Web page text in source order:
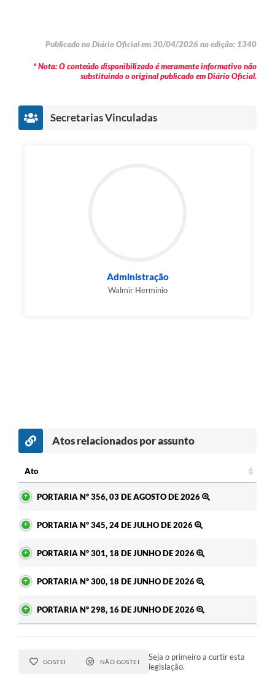
Publicado no Diário Oficial em 30/04/2026 na edição: 1340
* Nota: O conteúdo disponibilizado é meramente informativo não
substituindo o original publicado em Diário Oficial.
Secretarias Vinculadas
Administração
Walmir Herminio
Atos relacionados por assunto
Ato
PORTARIA Nº 356, 03 DE AGOSTO DE 2026
PORTARIA Nº 345, 24 DE JULHO DE 2026
PORTARIA Nº 301, 18 DE JUNHO DE 2026
PORTARIA Nº 300, 18 DE JUNHO DE 2026
PORTARIA Nº 298, 16 DE JUNHO DE 2026
GOSTEI NÃO GOSTEI
Seja o primeiro a curtir esta
legislação.